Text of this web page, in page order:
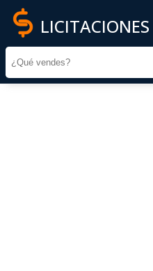
LICITACIONES